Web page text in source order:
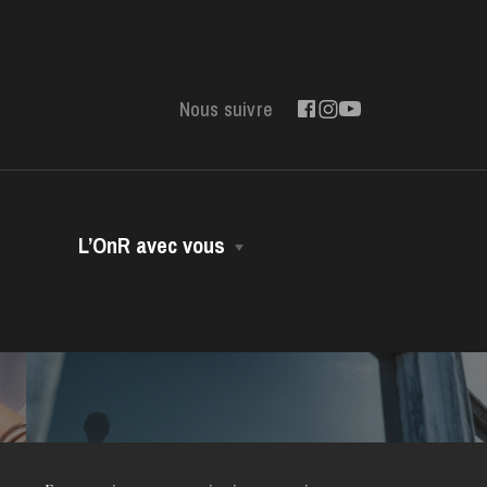
Nous suivre
L’OnR avec vous
Opéra-Bus
Contact